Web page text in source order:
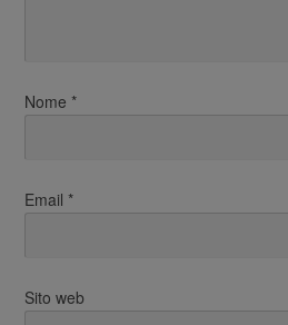
Nome*
Email*
Sito web